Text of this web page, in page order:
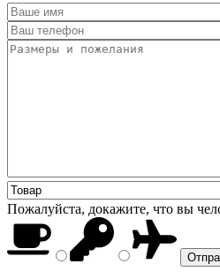
Пожалуйста, докажите, что вы